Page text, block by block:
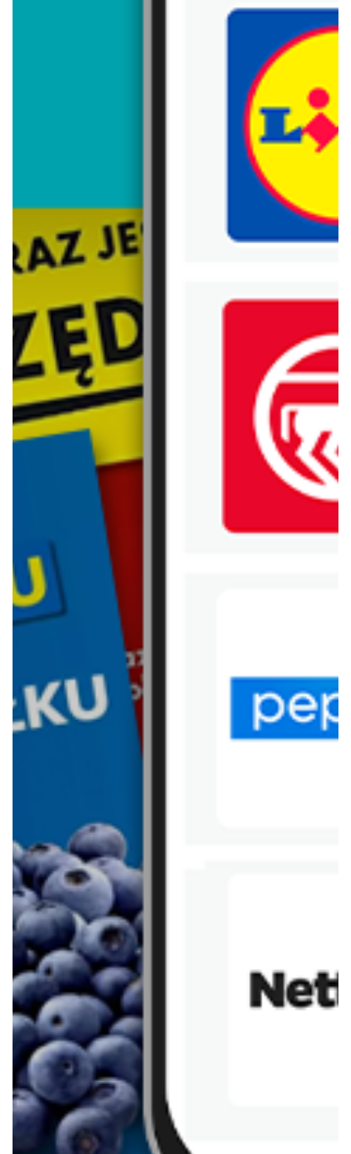
Trafiłeś na nieaktualną gazetkę
Zobacz aktualne gazetki Blix!
aktualna
Lidl
aktualna
Carrefour
W sumie od czwartku weekend okazji
WIĘCEJ GAZETEK AUCHAN